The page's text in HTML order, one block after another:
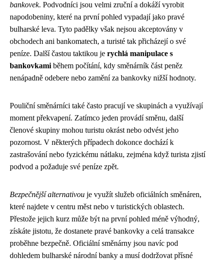
bankovek. Podvodníci jsou velmi zruční a dokáží vyrobit
napodobeniny, které na první pohled vypadají jako pravé
bulharské leva. Tyto padělky však nejsou akceptovány v
obchodech ani bankomatech, a turisté tak přicházejí o své
peníze. Další častou taktikou je rychlá manipulace s
bankovkami během počítání, kdy směnárník část peněz
nenápadně odebere nebo zamění za bankovky nižší hodnoty.
Pouliční směnárníci také často pracují ve skupinách a využívají
moment překvapení. Zatímco jeden provádí směnu, další
členové skupiny mohou turistu okrást nebo odvést jeho
pozornost. V některých případech dokonce dochází k
zastrašování nebo fyzickému nátlaku, zejména když turista zjistí
podvod a požaduje své peníze zpět.
Bezpečnější alternativou je využít služeb oficiálních směnáren,
které najdete v centru měst nebo v turistických oblastech.
Přestože jejich kurz může být na první pohled méně výhodný,
získáte jistotu, že dostanete pravé bankovky a celá transakce
proběhne bezpečně. Oficiální směnárny jsou navíc pod
dohledem bulharské národní banky a musí dodržovat přísné